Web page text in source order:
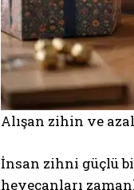
Alışan zihin ve
İnsan zihni güçlü
heyecanları